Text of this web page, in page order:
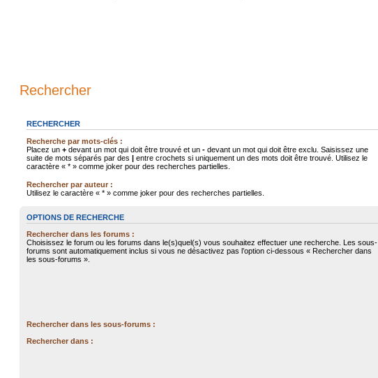
Rechercher
RECHERCHER
Recherche par mots-clés :
Placez un +devant un mot qui doit être trouvé et un -devant un mot qui doit être exclu. Saisissez une
suite de mots séparés par des |entre crochets si uniquement un des mots doit être trouvé. Utilisez le
caractère « * » comme joker pour des recherches partielles.
Rechercher par auteur :
Utilisez le caractère « * » comme joker pour des recherches partielles.
OPTIONS DE RECHERCHE
Rechercher dans les forums :
Choisissez le forum ou les forums dans le(s)quel(s) vous souhaitez effectuer une recherche. Les sous-
forums sont automatiquement inclus si vous ne désactivez pas l’option ci-dessous « Rechercher dans
les sous-forums ».
Rechercher dans les sous-forums :
Rechercher dans :